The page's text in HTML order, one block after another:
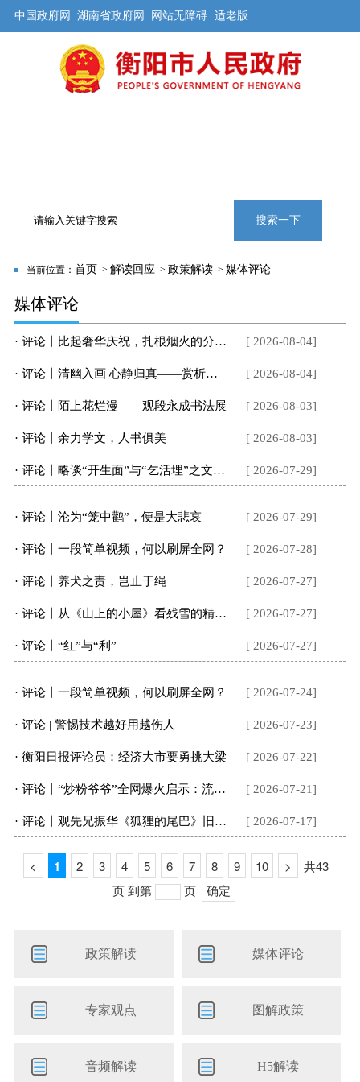
中国政府网 湖南省政府网 网站无障碍 适老版
搜索一下
当前位置： 首页 > 解读回应> 政策解读> 媒体评论
媒体评论
· 评论丨比起奢华庆祝，扎根烟火的分享更有力量[ 2026-08-04]
· 评论丨清幽入画 心静归真——赏析李梅《漫步南岳船山村》
[ 2026-08-04]
· 评论丨陌上花烂漫——观段永成书法展 [ 2026-08-03]
· 评论丨余力学文，人书俱美 [ 2026-08-03]
· 评论丨略谈“开生面”与“乞活埋”之文化使命——解读王夫之经
[ 2026-07-29]
· 评论丨沦为“笼中鹳”，便是大悲哀 [ 2026-07-29]
· 评论丨一段简单视频，何以刷屏全网？ [ 2026-07-28]
· 评论丨养犬之责，岂止于绳 [ 2026-07-27]
· 评论丨从《山上的小屋》看残雪的精神世界[ 2026-07-27]
· 评论丨“​红”与“利” [ 2026-07-27]
· 评论丨一段简单视频，何以刷屏全网？ [ 2026-07-24]
· 评论 | 警惕技术越好用越伤人 [ 2026-07-23]
· 衡阳日报评论员：经济大市要勇挑大梁 [ 2026-07-22]
· 评论丨“炒粉爷爷”全网爆火启示：流量是良机也是考题
[ 2026-07-21]
· 评论丨观先兄振华《狐狸的尾巴》旧作感怀[ 2026-07-17]
< 1 2 3 4 5 6 7 8 9 10 >
共43
页到第 页 确定
政策解读 媒体评论
专家观点 图解政策
音频解读 H5解读